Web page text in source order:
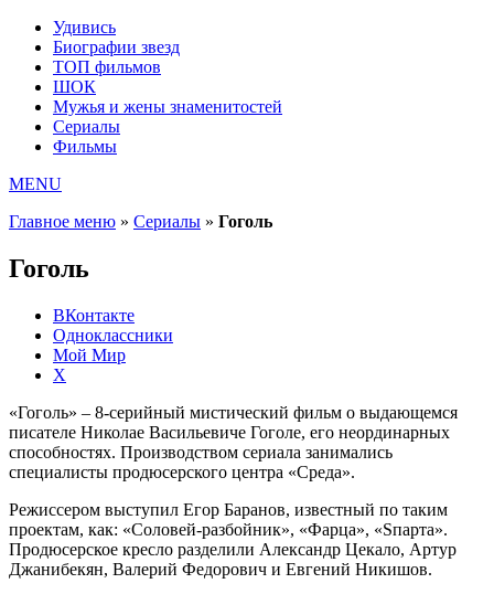
Удивись
Биографии звезд
ТОП фильмов
ШОК
Мужья и жены знаменитостей
Сериалы
Фильмы
MENU
Главное меню » Сериалы » Гоголь
Гоголь
ВКонтакте
Одноклассники
Мой Мир
X
«Гоголь» – 8-серийный мистический фильм о выдающемся
писателе Николае Васильевиче Гоголе, его неординарных
способностях. Производством сериала занимались
специалисты продюсерского центра «Среда».
Режиссером выступил Егор Баранов, известный по таким
проектам, как: «Соловей-разбойник», «Фарца», «Sпарта».
Продюсерское кресло разделили Александр Цекало, Артур
Джанибекян, Валерий Федорович и Евгений Никишов.